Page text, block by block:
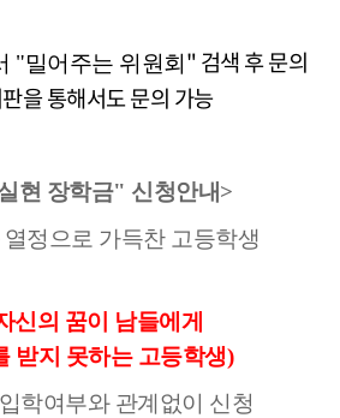
"밀어주는 위원회 "검색 후 문의
을 통해서도 문의 가능
현 장학금" 신청안내>
정으로 가득찬 고등학생
신의 꿈이 남들에게
받지 못하는 고등학생)
학여부와 관계없이 신청